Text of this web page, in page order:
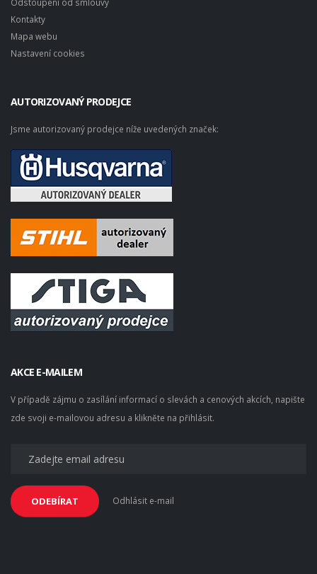
Kontakty
Mapa webu
Nastavení cookies
AUTORIZOVANÝ PRODEJCE
Jsme autorizovaný prodejce níže uvedených značek:
AKCE E-MAILEM
V případě zájmu o zasílání informací o slevách a cenových akcích, napište
zde svoji e-mailovou adresu a klikněte na přihlásit.
ODEBÍRAT Odhlásit e-mail